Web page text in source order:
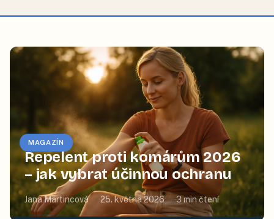
MAGAZÍN
Repelent proti komárům 2026
– jak vybrat účinnou ochranu
Jana Martincová 25. května 2026 3min čtení